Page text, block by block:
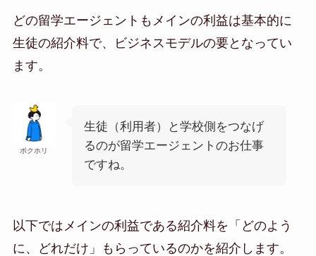
どの留学エージェントもメインの利益は基本的に
生徒の紹介料で、ビジネスモデルの要となってい
ます。
ボクホリ
生徒（利用者）と学校側をつなげ
るのが留学エージェントのお仕事
ですね。
以下ではメインの利益である紹介料を「どのよう
に、どれだけ」もらっているのかを紹介します。